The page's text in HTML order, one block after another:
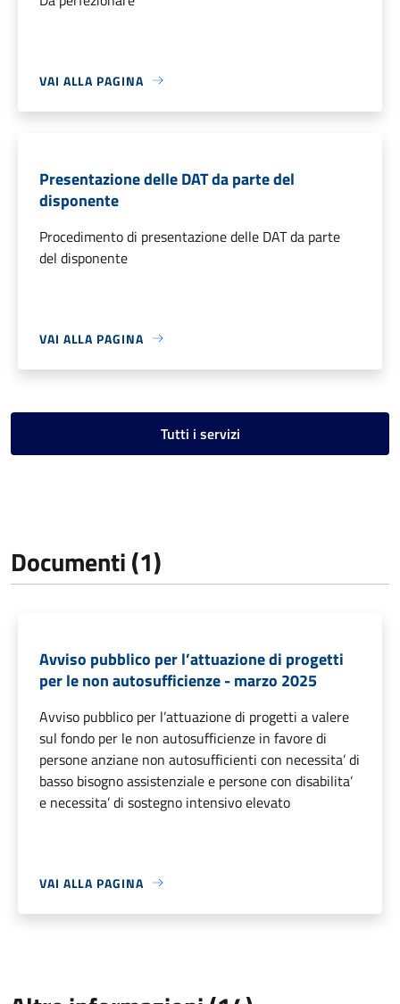
VAI ALLA PAGINA
Presentazione delle DAT da parte del
disponente
Procedimento di presentazione delle DAT da parte
del disponente
VAI ALLA PAGINA
Tutti i servizi
Documenti (1)
Avviso pubblico per l’attuazione di progetti
per le non autosufficienze - marzo 2025
Avviso pubblico per l’attuazione di progetti a valere
sul fondo per le non autosufficienze in favore di
persone anziane non autosufficienti con necessita’ di
basso bisogno assistenziale e persone con disabilita’
e necessita’ di sostegno intensivo elevato
VAI ALLA PAGINA